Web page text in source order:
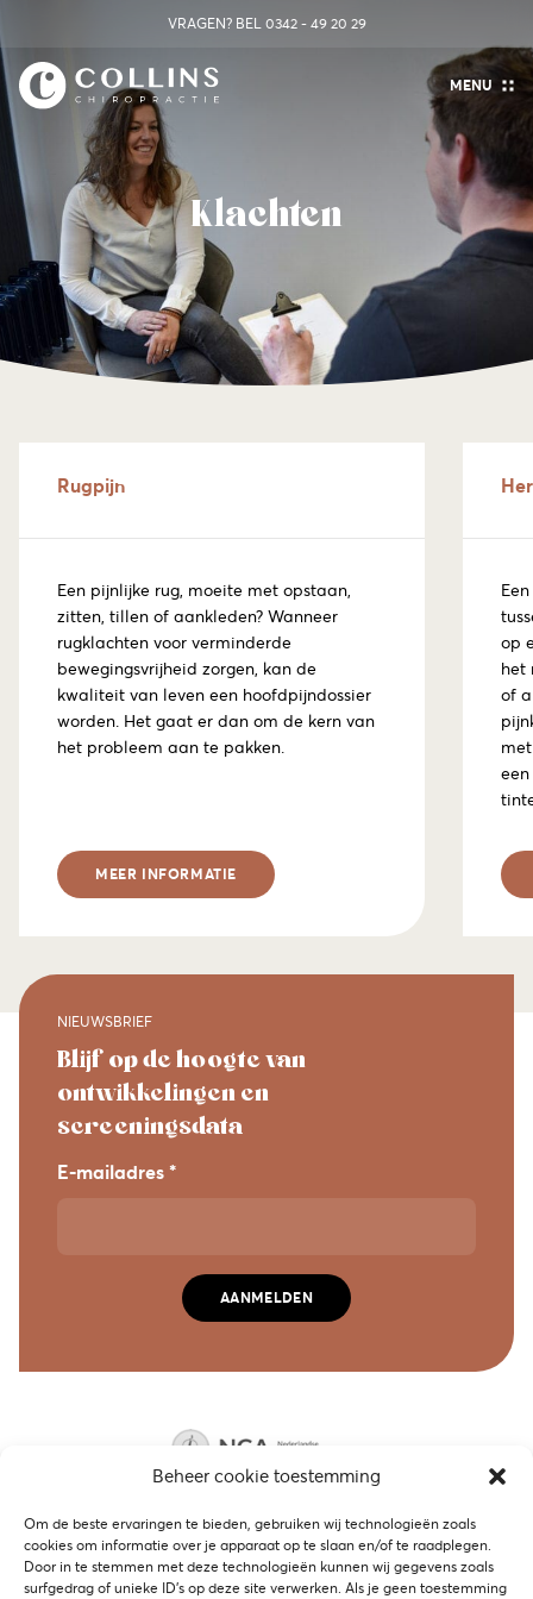
Beheer cookie toestemming
Om de beste ervaringen te bieden, gebruiken wij technologieën zoals
cookies om informatie over je apparaat op te slaan en/of te raadplegen.
Door in te stemmen met deze technologieën kunnen wij gegevens zoals
surfgedrag of unieke ID's op deze site verwerken. Als je geen toestemming
VRAGEN? BEL 0342 - 49 20 29
MENU
Klachten
Rugpijn
Een pijnlijke rug, moeite met opstaan,
zitten, tillen of aankleden? Wanneer
rugklachten voor verminderde
bewegingsvrijheid zorgen, kan de
kwaliteit van leven een hoofdpijndossier
worden. Het gaat er dan om de kern van
het probleem aan te pakken.
MEER INFORMATIE
op
het
of
NIEUWSBRIEF
Blijf op de hoogte van
ontwikkelingen en
screeningsdata
E-mailadres *
AANMELDEN